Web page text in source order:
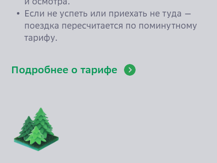
Если не успеть или приехать не туда —
поездка пересчитается по поминутному
тарифу.
Подробнее о тарифе